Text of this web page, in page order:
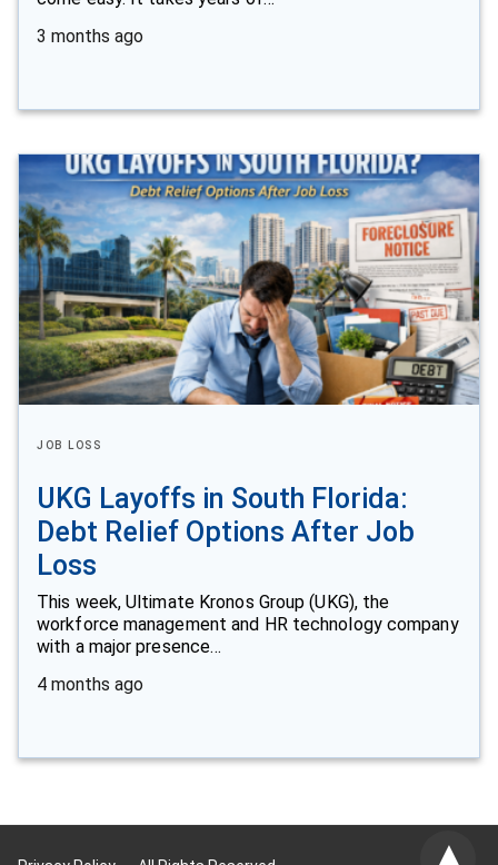
3 months ago
JOB LOSS
UKG Layoffs in South Florida:
Debt Relief Options After Job
Loss
This week, Ultimate Kronos Group (UKG), the
workforce management and HR technology company
with a major presence…
4 months ago